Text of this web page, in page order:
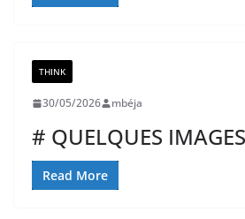
THINK
30/05/2026 mbéja
# QUELQUES
Read More